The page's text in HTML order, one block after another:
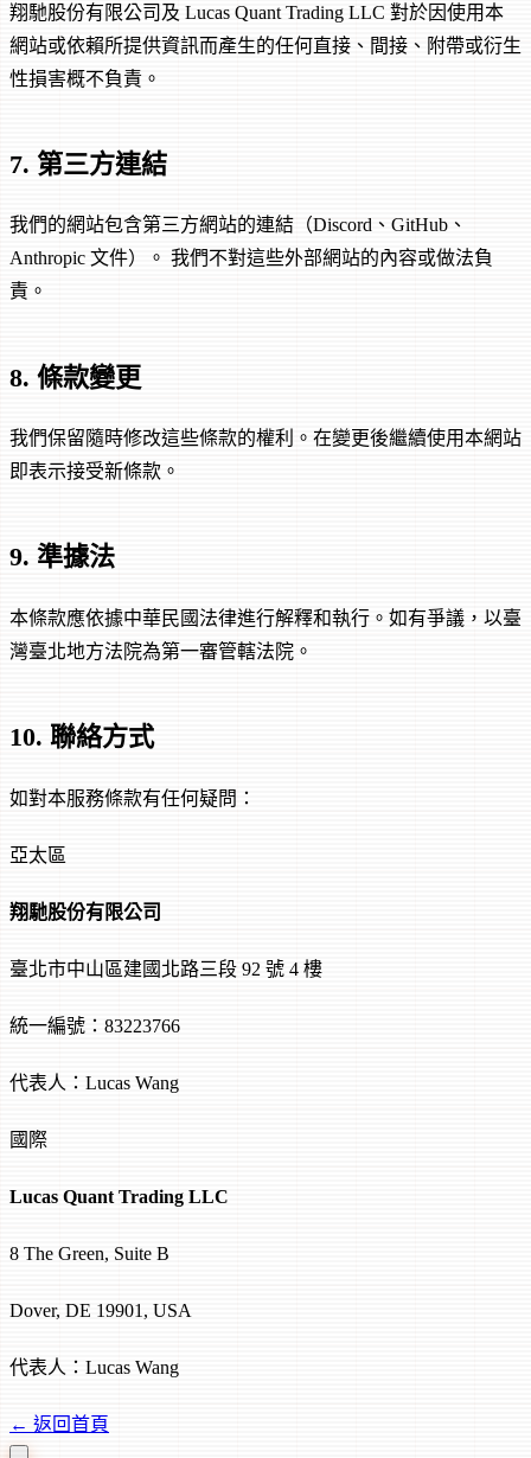
翔馳股份有限公司及 Lucas Quant Trading LLC 對於因使用本
網站或依賴所提供資訊而產生的任何直接、間接、附帶或衍生
性損害概不負責。
7. 第三方連結
我們的網站包含第三方網站的連結（Discord、GitHub、
Anthropic 文件）。 我們不對這些外部網站的內容或做法負
責。
8. 條款變更
我們保留隨時修改這些條款的權利。在變更後繼續使用本網站
即表示接受新條款。
9. 準據法
本條款應依據中華民國法律進行解釋和執行。如有爭議，以臺
灣臺北地方法院為第一審管轄法院。
10. 聯絡方式
如對本服務條款有任何疑問：
亞太區
翔馳股份有限公司
臺北市中山區建國北路三段 92 號 4 樓
統一編號：83223766
代表人：Lucas Wang
國際
Lucas Quant Trading LLC
8 The Green, Suite B
Dover, DE 19901, USA
代表人：Lucas Wang
← 返回首頁